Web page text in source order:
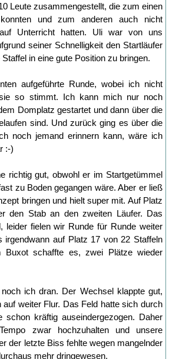
Leute zusammengestellt, die zum einen
und zum anderen auch nicht
Unterricht hatten. Uli war von uns
seiner Schnelligkeit den Startläufer
in eine gute Position zu bringen.
aufgeführte Runde, wobei ich nicht
so stimmt. Ich kann mich nur noch
Domplatz gestartet und dann über die
sind. Und zurück ging es über die
noch jemand erinnern kann, wäre ich
:-)
richtig gut, obwohl er im Startgetümmel
zu Boden gegangen wäre. Aber er ließ
bringen und hielt super mit. Auf Platz
den Stab an den zweiten Läufer. Das
leider fielen wir Runde für Runde weiter
irgendwann auf Platz 17 von 22 Staffeln
Buxot schaffte es, zwei Plätze wieder
ich dran. Der Wechsel klappte gut,
auf weiter Flur. Das Feld hatte sich durch
schon kräftig auseindergezogen. Daher
zwar hochzuhalten und unsere
der letzte Biss fehlte wegen mangelnder
mehr dringewesen.